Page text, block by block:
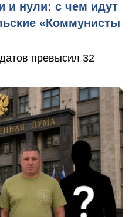
и нули: с чем идут
«Коммунисты
превысил 32